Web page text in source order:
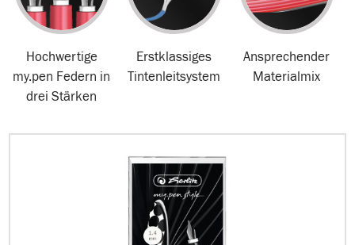
Hochwertige
my.pen Federn in
drei Stärken
Erstklassiges
Tintenleitsystem
Ansprechender
Materialmix